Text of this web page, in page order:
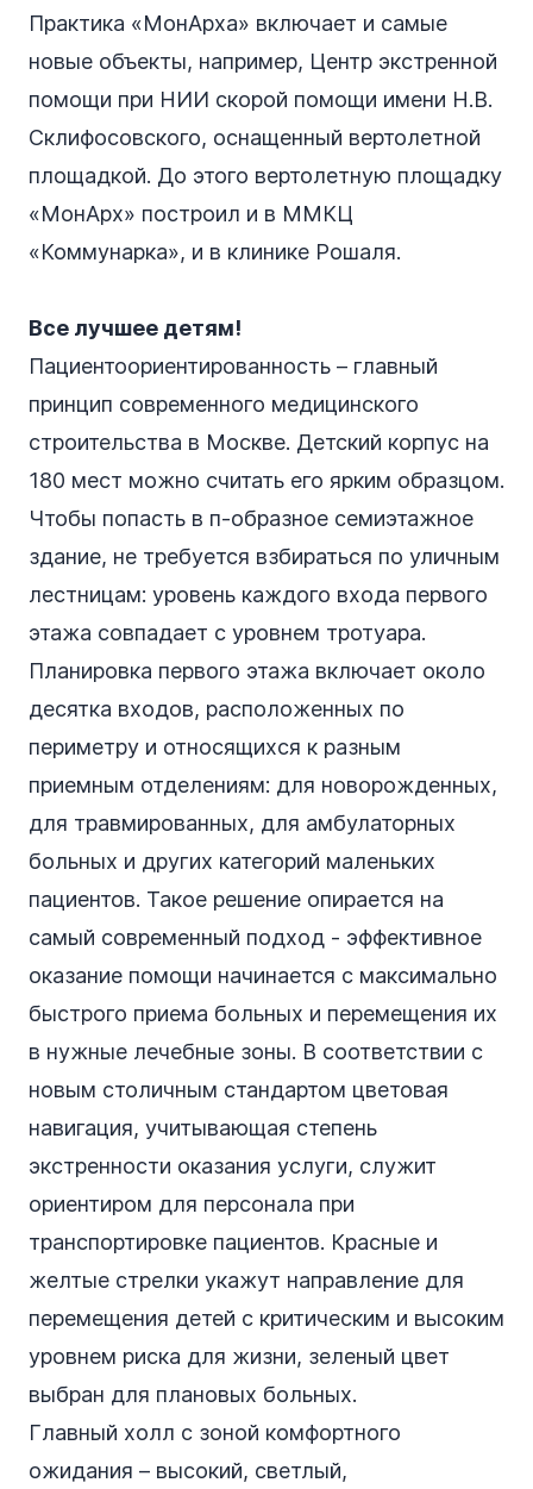
Практика «МонАрха» включает и самые
новые объекты, например, Центр экстренной
помощи при НИИ скорой помощи имени Н.В.
Склифосовского, оснащенный вертолетной
площадкой. До этого вертолетную площадку
«МонАрх» построил и в ММКЦ
«Коммунарка», и в клинике Рошаля.
Все лучшее детям!
Пациентоориентированность – главный
принцип современного медицинского
строительства в Москве. Детский корпус на
180 мест можно считать его ярким образцом.
Чтобы попасть в п-образное семиэтажное
здание, не требуется взбираться по уличным
лестницам: уровень каждого входа первого
этажа совпадает с уровнем тротуара.
Планировка первого этажа включает около
десятка входов, расположенных по
периметру и относящихся к разным
приемным отделениям: для новорожденных,
для травмированных, для амбулаторных
больных и других категорий маленьких
пациентов. Такое решение опирается на
самый современный подход - эффективное
оказание помощи начинается с максимально
быстрого приема больных и перемещения их
в нужные лечебные зоны. В соответствии с
новым столичным стандартом цветовая
навигация, учитывающая степень
экстренности оказания услуги, служит
ориентиром для персонала при
транспортировке пациентов. Красные и
желтые стрелки укажут направление для
перемещения детей с критическим и высоким
уровнем риска для жизни, зеленый цвет
выбран для плановых больных.
Главный холл с зоной комфортного
ожидания – высокий, светлый,